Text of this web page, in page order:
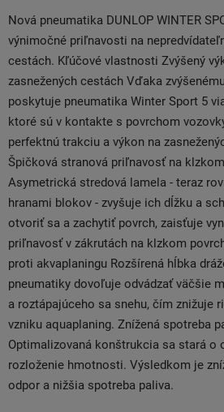
Nová pneumatika DUNLOP WINTER
výnimočné priľnavosti na
cestách. Kľúčové vlastnosti Zvýšený
zasnežených cestách Vďaka
poskytuje pneumatika Winter Sport 5
ktoré sú v kontakte s povrchom
perfektnú trakciu a výkon na
Špičková stranová priľnavosť na
Asymetrická stredová lamela - teraz
hranami blokov - zvyšuje ich dĺžku a
otvoriť sa a zachytiť povrch, zaisťuje
priľnavosť v zákrutách na klzkom
proti akvaplaningu Rozšírená hĺbka
pneumatiky dovoľuje odvádzať väčšie
a roztápajúceho sa snehu, čím znižuje
vzniku aquaplaning. Znížená spotreba
Optimalizovaná konštrukcia sa stará o
rozloženie hmotnosti. Výsledkom je
odpor a nižšia spotreba paliva.